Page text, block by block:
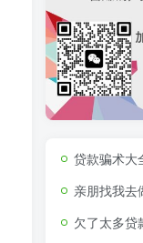
贷款骗术大
亲朋找我去
欠了太多贷款实在